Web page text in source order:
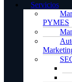
Servicios
PYMES